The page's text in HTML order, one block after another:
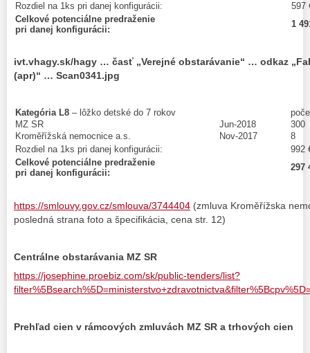
Rozdiel na 1ks pri danej konfigurácii:
597
Celkové potenciálne predraženie
pri danej konfigurácii:
1
ivt.vhagy.sk/hagy … časť „Verejné obstarávanie“ … odkaz
(apr)“ … Scan0341.jpg
Kategória L8 – lôžko detské do 7 rokov
MZ SR
Jun-2018
300
Kroměřížská nemocnice a.s.
Nov-2017
8
Rozdiel na 1ks pri danej konfigurácii:
992
Celkové potenciálne predraženie
pri danej konfigurácii:
297
https://smlouvy.gov.cz/smlouva/3744404 (zmluva Kroměřížska
posledná strana foto a špecifikácia, cena str. 12)
Centrálne obstarávania MZ SR
https://josephine.proebiz.com/sk/public-tenders/list?
Prehľad cien v rámcových zmluvách MZ SR a trhových cien